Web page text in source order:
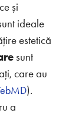
și
ideale
estetică
sunt
care au
).
a